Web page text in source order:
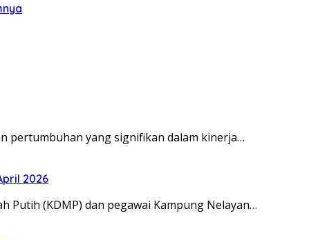
pertumbuhan yang signifikan dalam kinerja…
2026
Putih (KDMP) dan pegawai Kampung Nelayan…